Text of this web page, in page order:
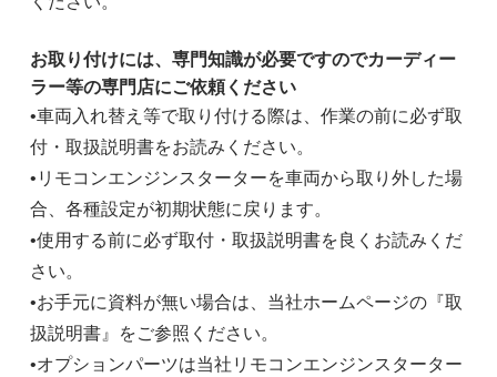
お取り付けには、専門知識が必要ですのでカーディー
ラー等の専門店にご依頼ください
•車両入れ替え等で取り付ける際は、作業の前に必ず取
付・取扱説明書をお読みください。
•リモコンエンジンスターターを車両から取り外した場
合、各種設定が初期状態に戻ります。
•使用する前に必ず取付・取扱説明書を良くお読みくだ
さい。
•お手元に資料が無い場合は、当社ホームページの『取
扱説明書』をご参照ください。
•オプションパーツは当社リモコンエンジンスターター